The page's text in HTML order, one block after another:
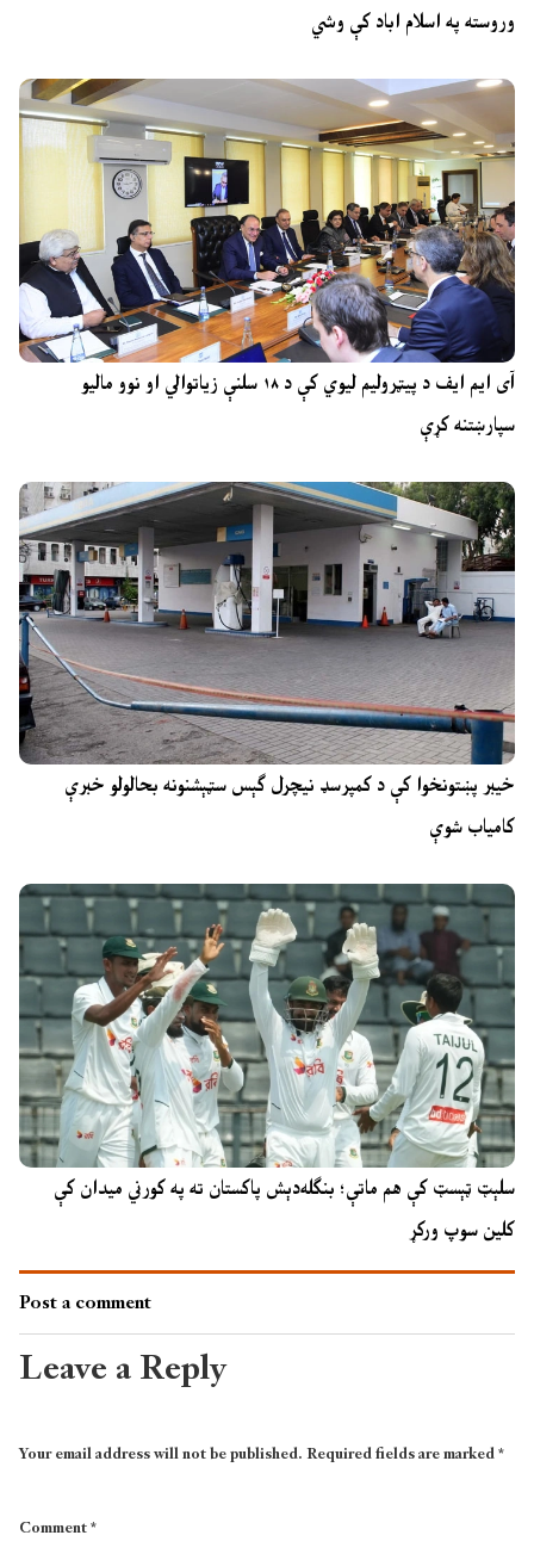
وروسته په اسلام اباد کې وشي
آی ایم ایف د پیټرولیم لیوي کې د ۱۸ سلنې زیاتوالي او نوو مالیو
سپارښتنه کړې
خیبر پښتونخوا کې د کمپرسډ نیچرل ګېس سټېشنونه بحالولو خبرې
کامیاب شوې
سلېټ ټېسټ کې هم ماتې؛ بنګله‌دېش پاکستان ته په کورني میدان کې
کلین سوپ ورکړ
Post a comment
Leave a Reply
Your email address will not be published.Required fields are marked*
Comment*